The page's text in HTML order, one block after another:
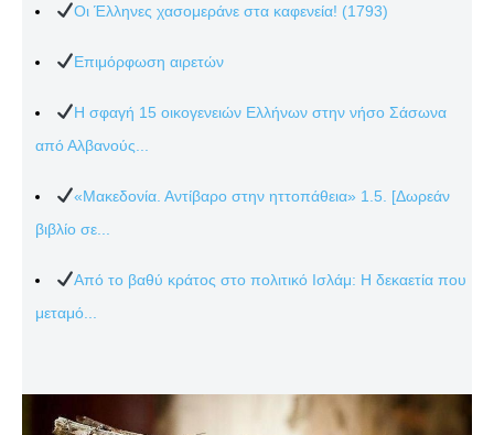
Οι Έλληνες χασομεράνε στα καφενεία! (1793)
Επιμόρφωση αιρετών
Η σφαγή 15 οικογενειών Ελλήνων στην νήσο Σάσωνα
από Αλβανούς...
«Μακεδονία. Αντίβαρο στην ηττοπάθεια» 1.5. [Δωρεάν
βιβλίο σε...
Από το βαθύ κράτος στο πολιτικό Ισλάμ: Η δεκαετία που
μεταμό...